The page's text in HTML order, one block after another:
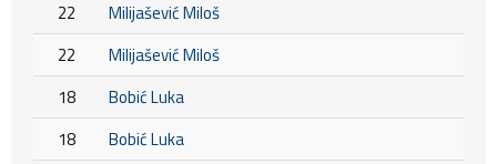
22
Milijašević Miloš
22
Milijašević Miloš
18
Bobić Luka
18
Bobić Luka